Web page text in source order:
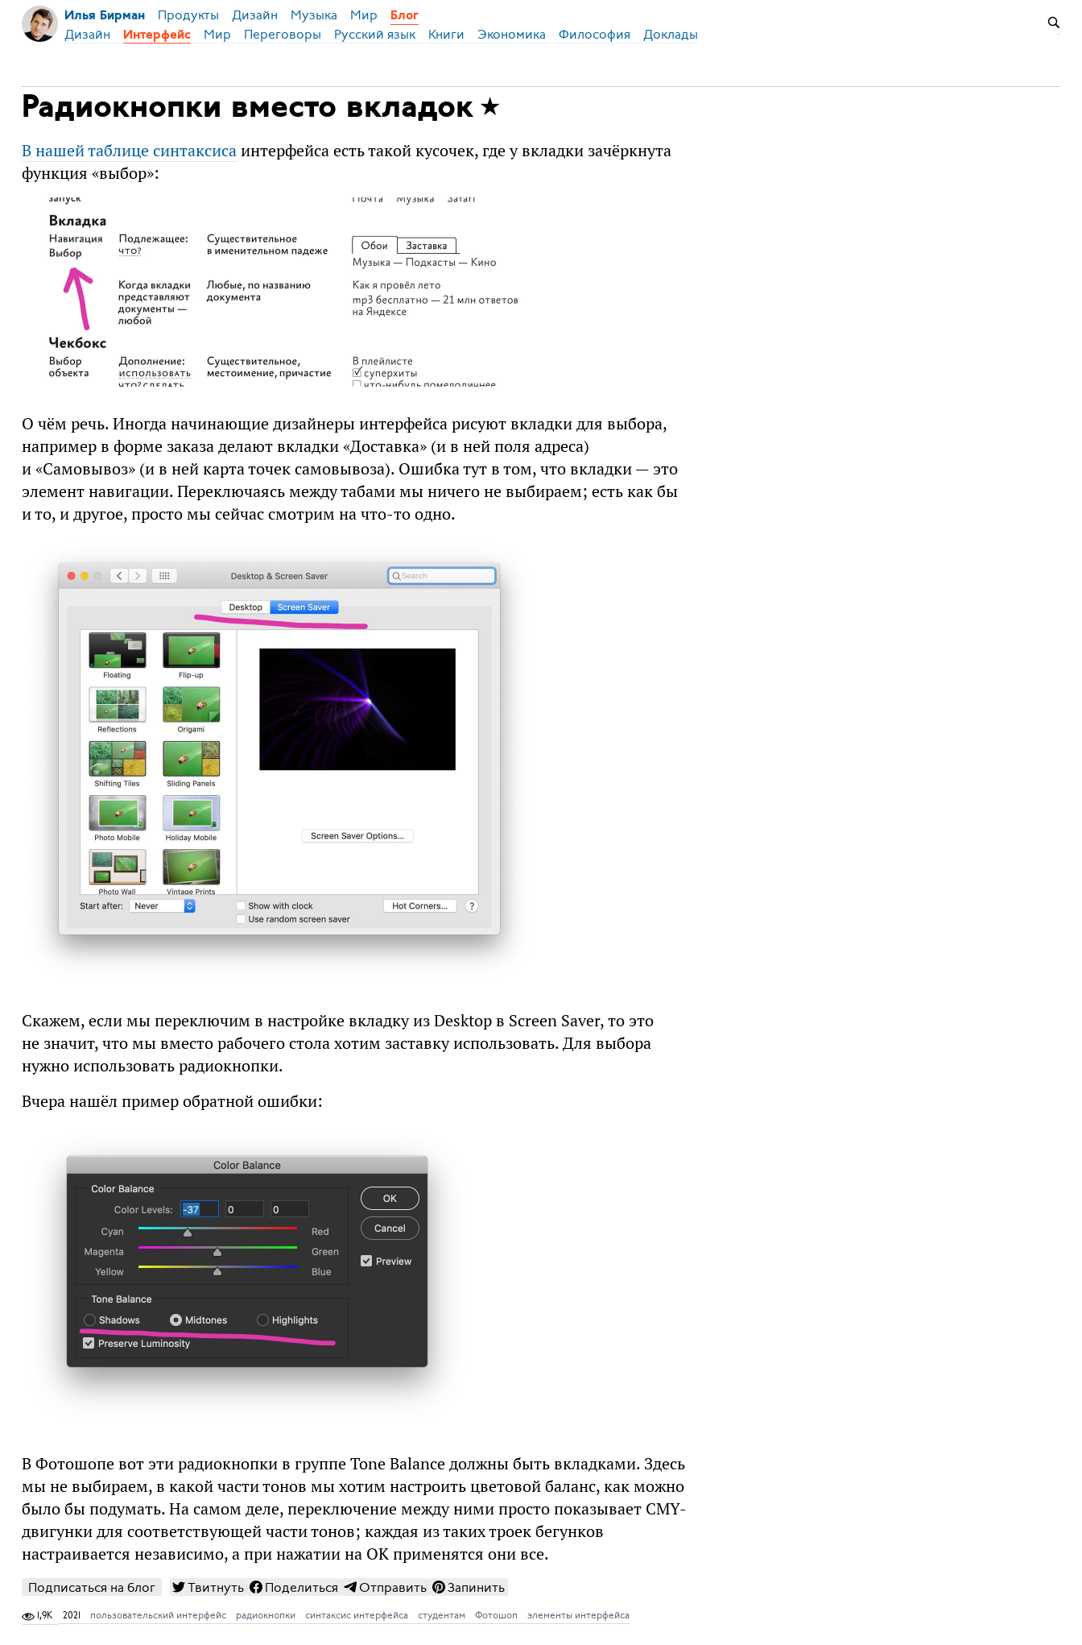
Илья Бирман Продукты Дизайн Музыка Мир Блог
Дизайн Интерфейс Мир Переговоры Русский язык Книги Экономика Философия Доклады
Радиокнопки вместо вкладок
В нашей таблице синтаксисаинтерфейса есть такой кусочек, где у вкладки зачёркнута
функция «выбор»:
О чём речь. Иногда начинающие дизайнеры интерфейса рисуют вкладки для выбора,
например в форме заказа делают вкладки «Доставка» (и в ней поля адреса)
и «Самовывоз» (и в ней карта точек самовывоза). Ошибка тут в том, что вкладки — это
элемент навигации. Переключаясь между табами мы ничего не выбираем; есть как бы
и то, и другое, просто мы сейчас смотрим на что-то одно.
Скажем, если мы переключим в настройке вкладку из Desktop в Screen Saver, то это
не значит, что мы вместо рабочего стола хотим заставку использовать. Для выбора
нужно использовать радиокнопки.
Вчера нашёл пример обратной ошибки:
В Фотошопе вот эти радиокнопки в группе Tone Balance должны быть вкладками. Здесь
мы не выбираем, в какой части тонов мы хотим настроить цветовой баланс, как можно
было бы подумать. На самом деле, переключение между ними просто показывает CMY-
двигунки для соответствующей части тонов; каждая из таких троек бегунков
настраивается независимо, а при нажатии на OK применятся они все.
Подписаться на блог Твитнуть Поделиться Отправить Запинить
1,9K 2021 пользовательский интерфейс радиокнопки синтаксис интерфейса студентам Фотошоп элементы интерфейса